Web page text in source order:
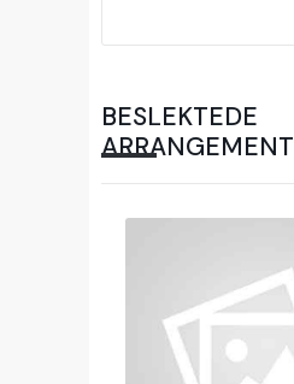
BESLEKTEDE
ARRANGEMENT